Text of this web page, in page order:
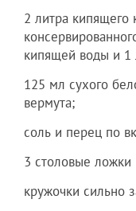
2 литра кипящего
кипящей воды и 1
125 мл сухого
вермута;
соль и перец по
3 столовые ложки
кружочки сильно